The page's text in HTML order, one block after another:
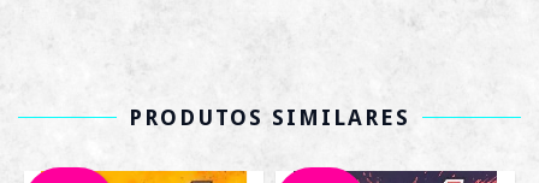
PRODUTOS SIMILARES